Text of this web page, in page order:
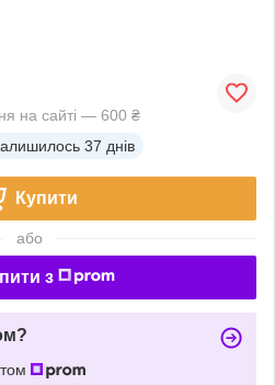
на сайті — 600 ₴
37 днів
Купити
або
з